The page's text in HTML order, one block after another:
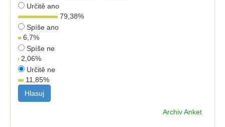
Určitě ano
79,38%
Spíše ano
6,7%
Spíše ne
2,06%
Určitě ne
11,85%
Archiv Anket